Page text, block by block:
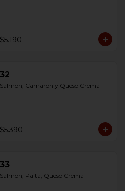
$5.190
32
Salmon, Camaron y Queso Crema
$5.390
33
Salmon, Palta, Queso Crema